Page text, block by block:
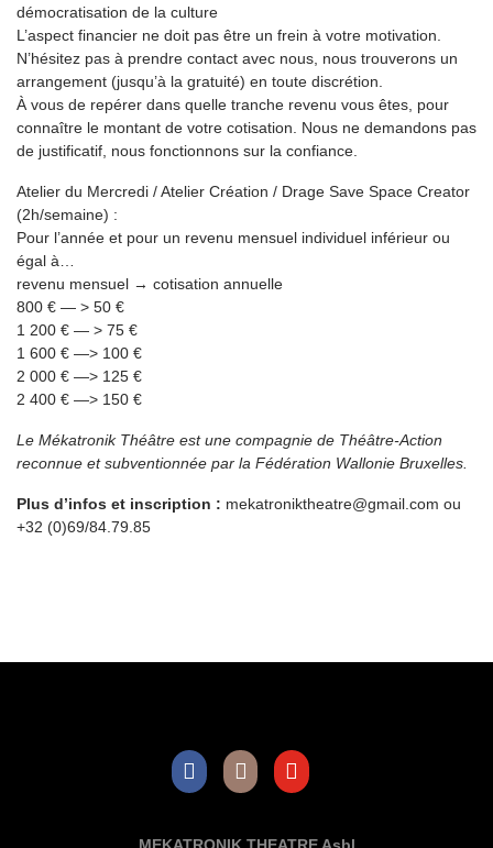
démocratisation de la culture
L’aspect financier ne doit pas être un frein à votre motivation.
N’hésitez pas à prendre contact avec nous, nous trouverons un
arrangement (jusqu’à la gratuité) en toute discrétion.
À vous de repérer dans quelle tranche revenu vous êtes, pour
connaître le montant de votre cotisation. Nous ne demandons pas
de justificatif, nous fonctionnons sur la confiance.
Atelier du Mercredi / Atelier Création / Drage Save Space Creator
(2h/semaine) :
Pour l’année et pour un revenu mensuel individuel inférieur ou
égal à…
revenu mensuel → cotisation annuelle
800 € — > 50 €
1 200 € — > 75 €
1 600 € —> 100 €
2 000 € —> 125 €
2 400 € —> 150 €
Le Mékatronik Théâtre est une compagnie de Théâtre-Action
reconnue et subventionnée par la Fédération Wallonie Bruxelles.
Plus d’infos et inscription : mekatroniktheatre@gmail.com ou
+32 (0)69/84.79.85